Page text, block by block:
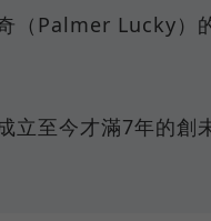
（Palmer Lucky）
立至今才滿7年的創